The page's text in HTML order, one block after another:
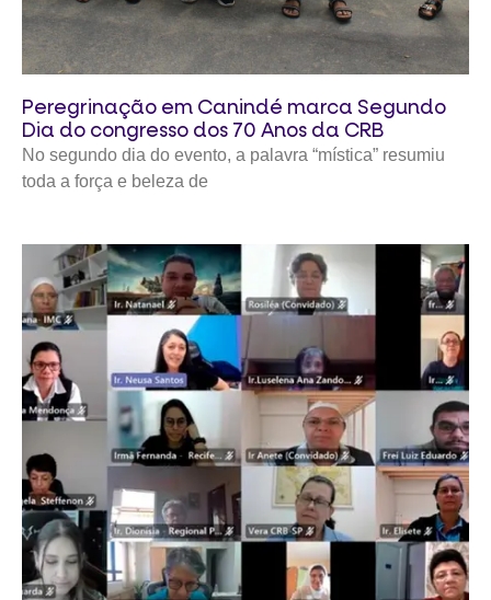
Peregrinação em Canindé marca Segundo
Dia do congresso dos 70 Anos da CRB
No segundo dia do evento, a palavra “mística” resumiu
toda a força e beleza de